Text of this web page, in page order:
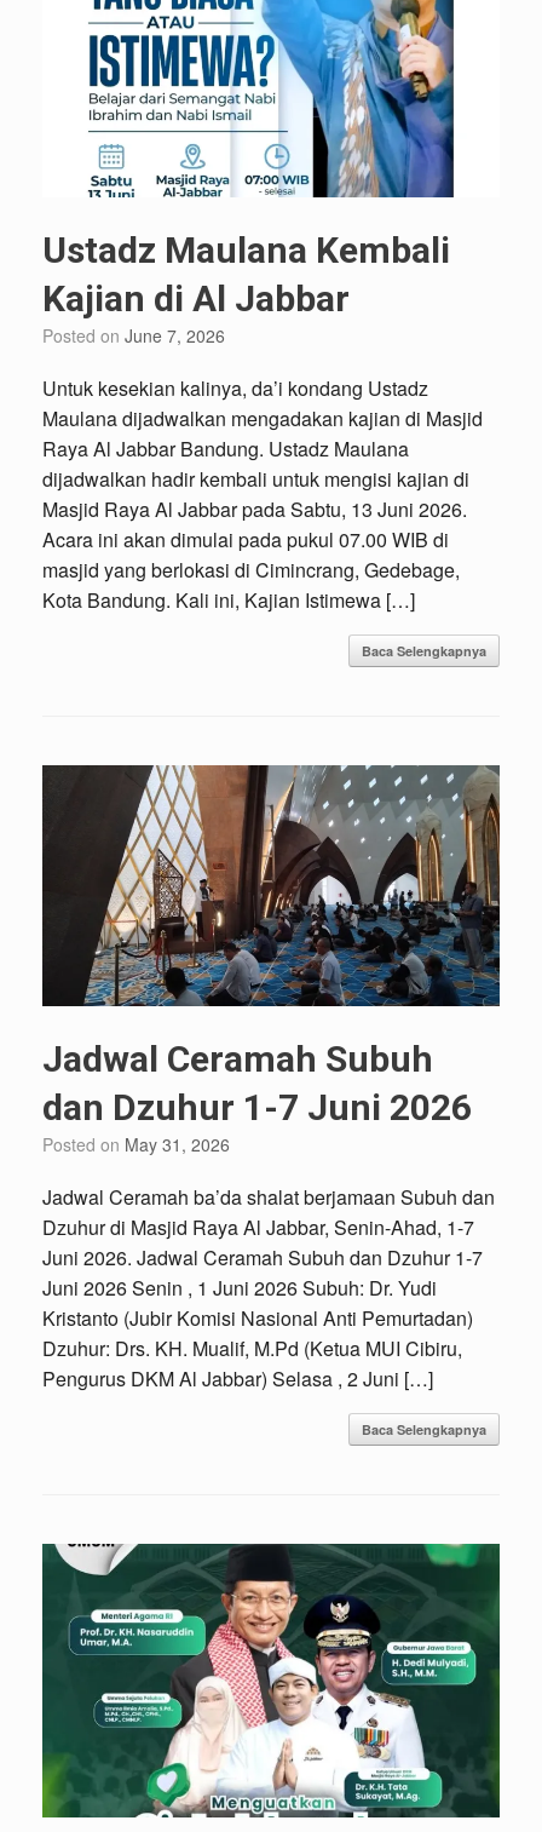
Ustadz Maulana Kembali
Kajian di Al Jabbar
Posted on June 7, 2026
Untuk kesekian kalinya, da’i kondang Ustadz
Maulana dijadwalkan mengadakan kajian di Masjid
Raya Al Jabbar Bandung. Ustadz Maulana
dijadwalkan hadir kembali untuk mengisi kajian di
Masjid Raya Al Jabbar pada Sabtu, 13 Juni 2026.
Acara ini akan dimulai pada pukul 07.00 WIB di
masjid yang berlokasi di Cimincrang, Gedebage,
Kota Bandung. Kali ini, Kajian Istimewa […]
Baca Selengkapnya
Jadwal Ceramah Subuh
dan Dzuhur 1-7 Juni 2026
Posted on May 31, 2026
Jadwal Ceramah ba’da shalat berjamaan Subuh dan
Dzuhur di Masjid Raya Al Jabbar, Senin-Ahad, 1-7
Juni 2026. Jadwal Ceramah Subuh dan Dzuhur 1-7
Juni 2026 Senin , 1 Juni 2026 Subuh: Dr. Yudi
Kristanto (Jubir Komisi Nasional Anti Pemurtadan)
Dzuhur: Drs. KH. Mualif, M.Pd (Ketua MUI Cibiru,
Pengurus DKM Al Jabbar) Selasa , 2 Juni […]
Baca Selengkapnya